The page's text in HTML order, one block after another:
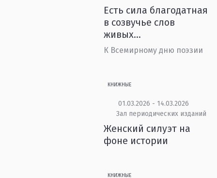
Есть сила благодатная
в созвучье слов
живых...
К Всемирному дню поэзии
КНИЖНЫЕ
01.03.2026 - 14.03.2026
Зал периодических изданий
Женский силуэт на
фоне истории
КНИЖНЫЕ